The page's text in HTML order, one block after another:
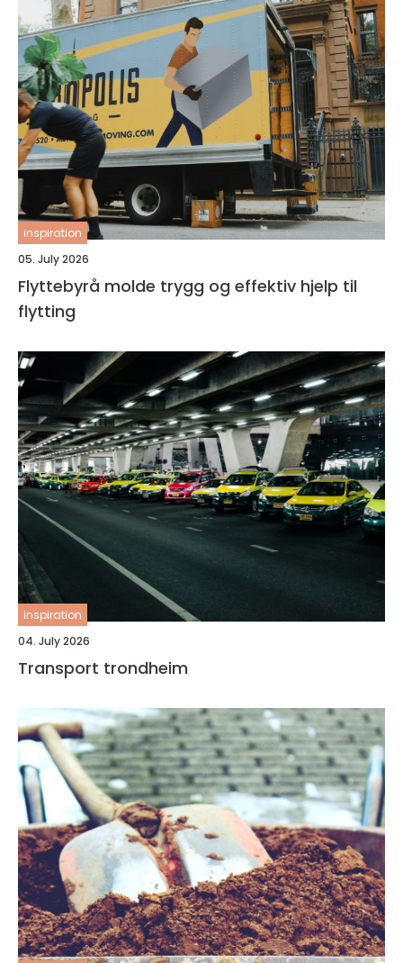
inspiration
05. July 2026
Flyttebyrå molde trygg og effektiv hjelp til
flytting
inspiration
04. July 2026
Transport trondheim